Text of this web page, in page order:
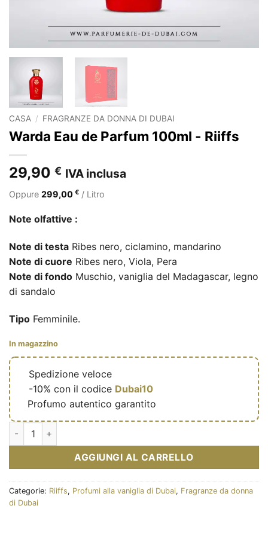
CASA / FRAGRANZE DA DONNA DI DUBAI
Warda Eau de Parfum 100ml - Riiffs
29,90 € IVA inclusa
Oppure 299,00 € / Litro
Note olfattive :
Note di testa Ribes nero, ciclamino, mandarino
Note di cuore Ribes nero, Viola, Pera
Note di fondo Muschio, vaniglia del Madagascar, legno
di sandalo
Tipo Femminile.
In magazzino
Spedizione veloce
-10% con il codice Dubai10
Profumo autentico garantito
Eau de parfum Warda 100ml - Riiffs quantità
AGGIUNGI AL CARRELLO
Categorie: Riiffs, Profumi alla vaniglia di Dubai, Fragranze da donna
di Dubai